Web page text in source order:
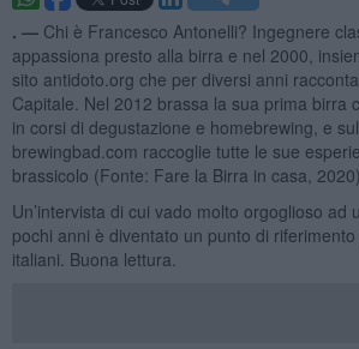
. — Chi è Francesco Antonelli? Ingegnere
appassiona presto alla birra e nel 2000,
sito antidoto.org che per diversi anni
Capitale. Nel 2012 brassa la sua prima birra
in corsi di degustazione e homebrewing, e
brewingbad.com raccoglie tutte le sue
brassicolo (Fonte: Fare la Birra in casa, 2020).
Un’intervista di cui vado molto orgoglioso ad
pochi anni è diventato un punto di
italiani. Buona lettura.